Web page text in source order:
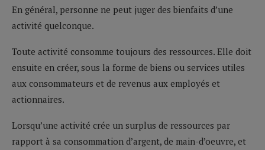
En général, personne ne peut juger des bienfaits d’une
activité quelconque.
Toute activité consomme toujours des ressources. Elle doit
ensuite en créer, sous la forme de biens ou services utiles
aux consommateurs et de revenus aux employés et
actionnaires.
Lorsqu’une activité crée un surplus de ressources par
rapport à sa consommation d’argent, de main-d’oeuvre, et